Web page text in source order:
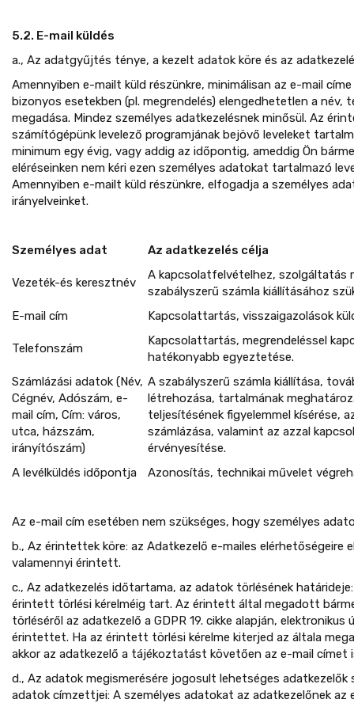
5.2. E-mail küldés
a., Az adatgyűjtés ténye, a kezelt adatok köre és az
Amennyiben e-mailt küld részünkre, minimálisan az e-mail
bizonyos esetekben (pl. megrendelés) elengedhetetlen a név,
megadása. Mindez személyes adatkezelésnek minősül. Az
számítógépünk levelező programjának bejövő leveleket
minimum egy évig, vagy addig az időpontig, ameddig Ön
eléréseinken nem kéri ezen személyes adatokat tartalmazó
Amennyiben e-mailt küld részünkre, elfogadja a személyes
irányelveinket.
Személyes adat Az adatkezelés célja
Vezeték-és keresztnév
A kapcsolatfelvételhez, szolgáltatás
szabályszerű számla kiállításához
E-mail cím
Kapcsolattartás, visszaigazolások
Telefonszám
Kapcsolattartás, megrendeléssel
hatékonyabb egyeztetése.
Számlázási adatok (Név,
Cégnév, Adószám, e-
mail cím, Cím: város,
utca, házszám,
irányítószám)
A szabályszerű számla kiállítása,
létrehozása, tartalmának
teljesítésének figyelemmel kísérése,
számlázása, valamint az azzal
érvényesítése.
A levélküldés időpontja
Azonosítás, technikai művelet
Az e-mail cím esetében nem szükséges, hogy személyes
b., Az érintettek köre: az Adatkezelő e-mailes elérhetőségeire
valamennyi érintett.
c., Az adatkezelés időtartama, az adatok törlésének
érintett törlési kérelméig tart. Az érintett által megadott
törléséről az adatkezelő a GDPR 19. cikke alapján,
érintettet. Ha az érintett törlési kérelme kiterjed az általa
akkor az adatkezelő a tájékoztatást követően az e-mail címet
d., Az adatok megismerésére jogosult lehetséges adatkezelők
adatok címzettjei: A személyes adatokat az adatkezelőnek